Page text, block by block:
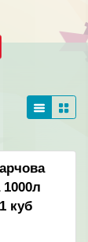
1000л
куб